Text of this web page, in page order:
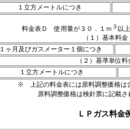
１立方メートルにつき
料金表Ｄ 使用量が３０．１ｍ ３ 以
（１）基本料金
１ヶ月及びガスメーター１個につき
（２）基準単位料
１立方メートルにつき
※ 上記の料金表には原料調整価格は
原料調整価格は検針票に記載
ＬＰガス料金